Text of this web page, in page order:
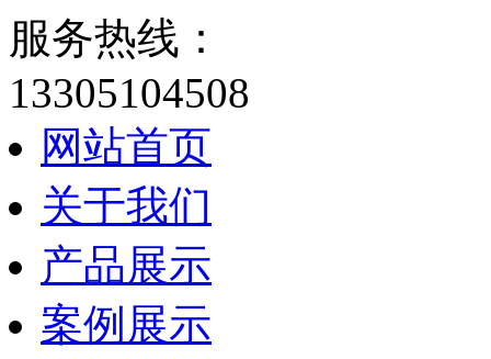
服务热线：
13305104508
网站首页
关于我们
产品展示
案例展示